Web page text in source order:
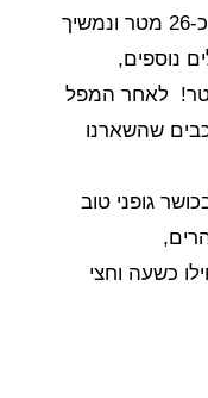
באקשן! נגלוש במפל הראשון של כ-26 מטר ונמשיך
לסדרה של 5 מפלים נוספים,
שבהם מגיעים לכ-45 מטר! לאחר המפל
שהשארנו
גופני טוב
כשעה וחצי